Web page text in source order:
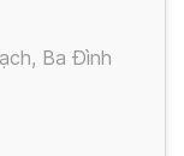
Ba Đình